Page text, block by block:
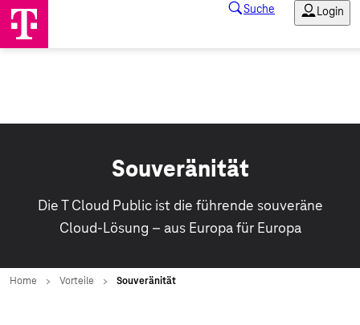
Souveränität
Die T Cloud Public ist die führende souveräne
Cloud-Lösung – aus Europa für Europa